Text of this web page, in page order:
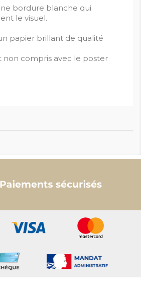
bordure blanche qui
le visuel.
papier brillant de qualité
non compris avec le poster